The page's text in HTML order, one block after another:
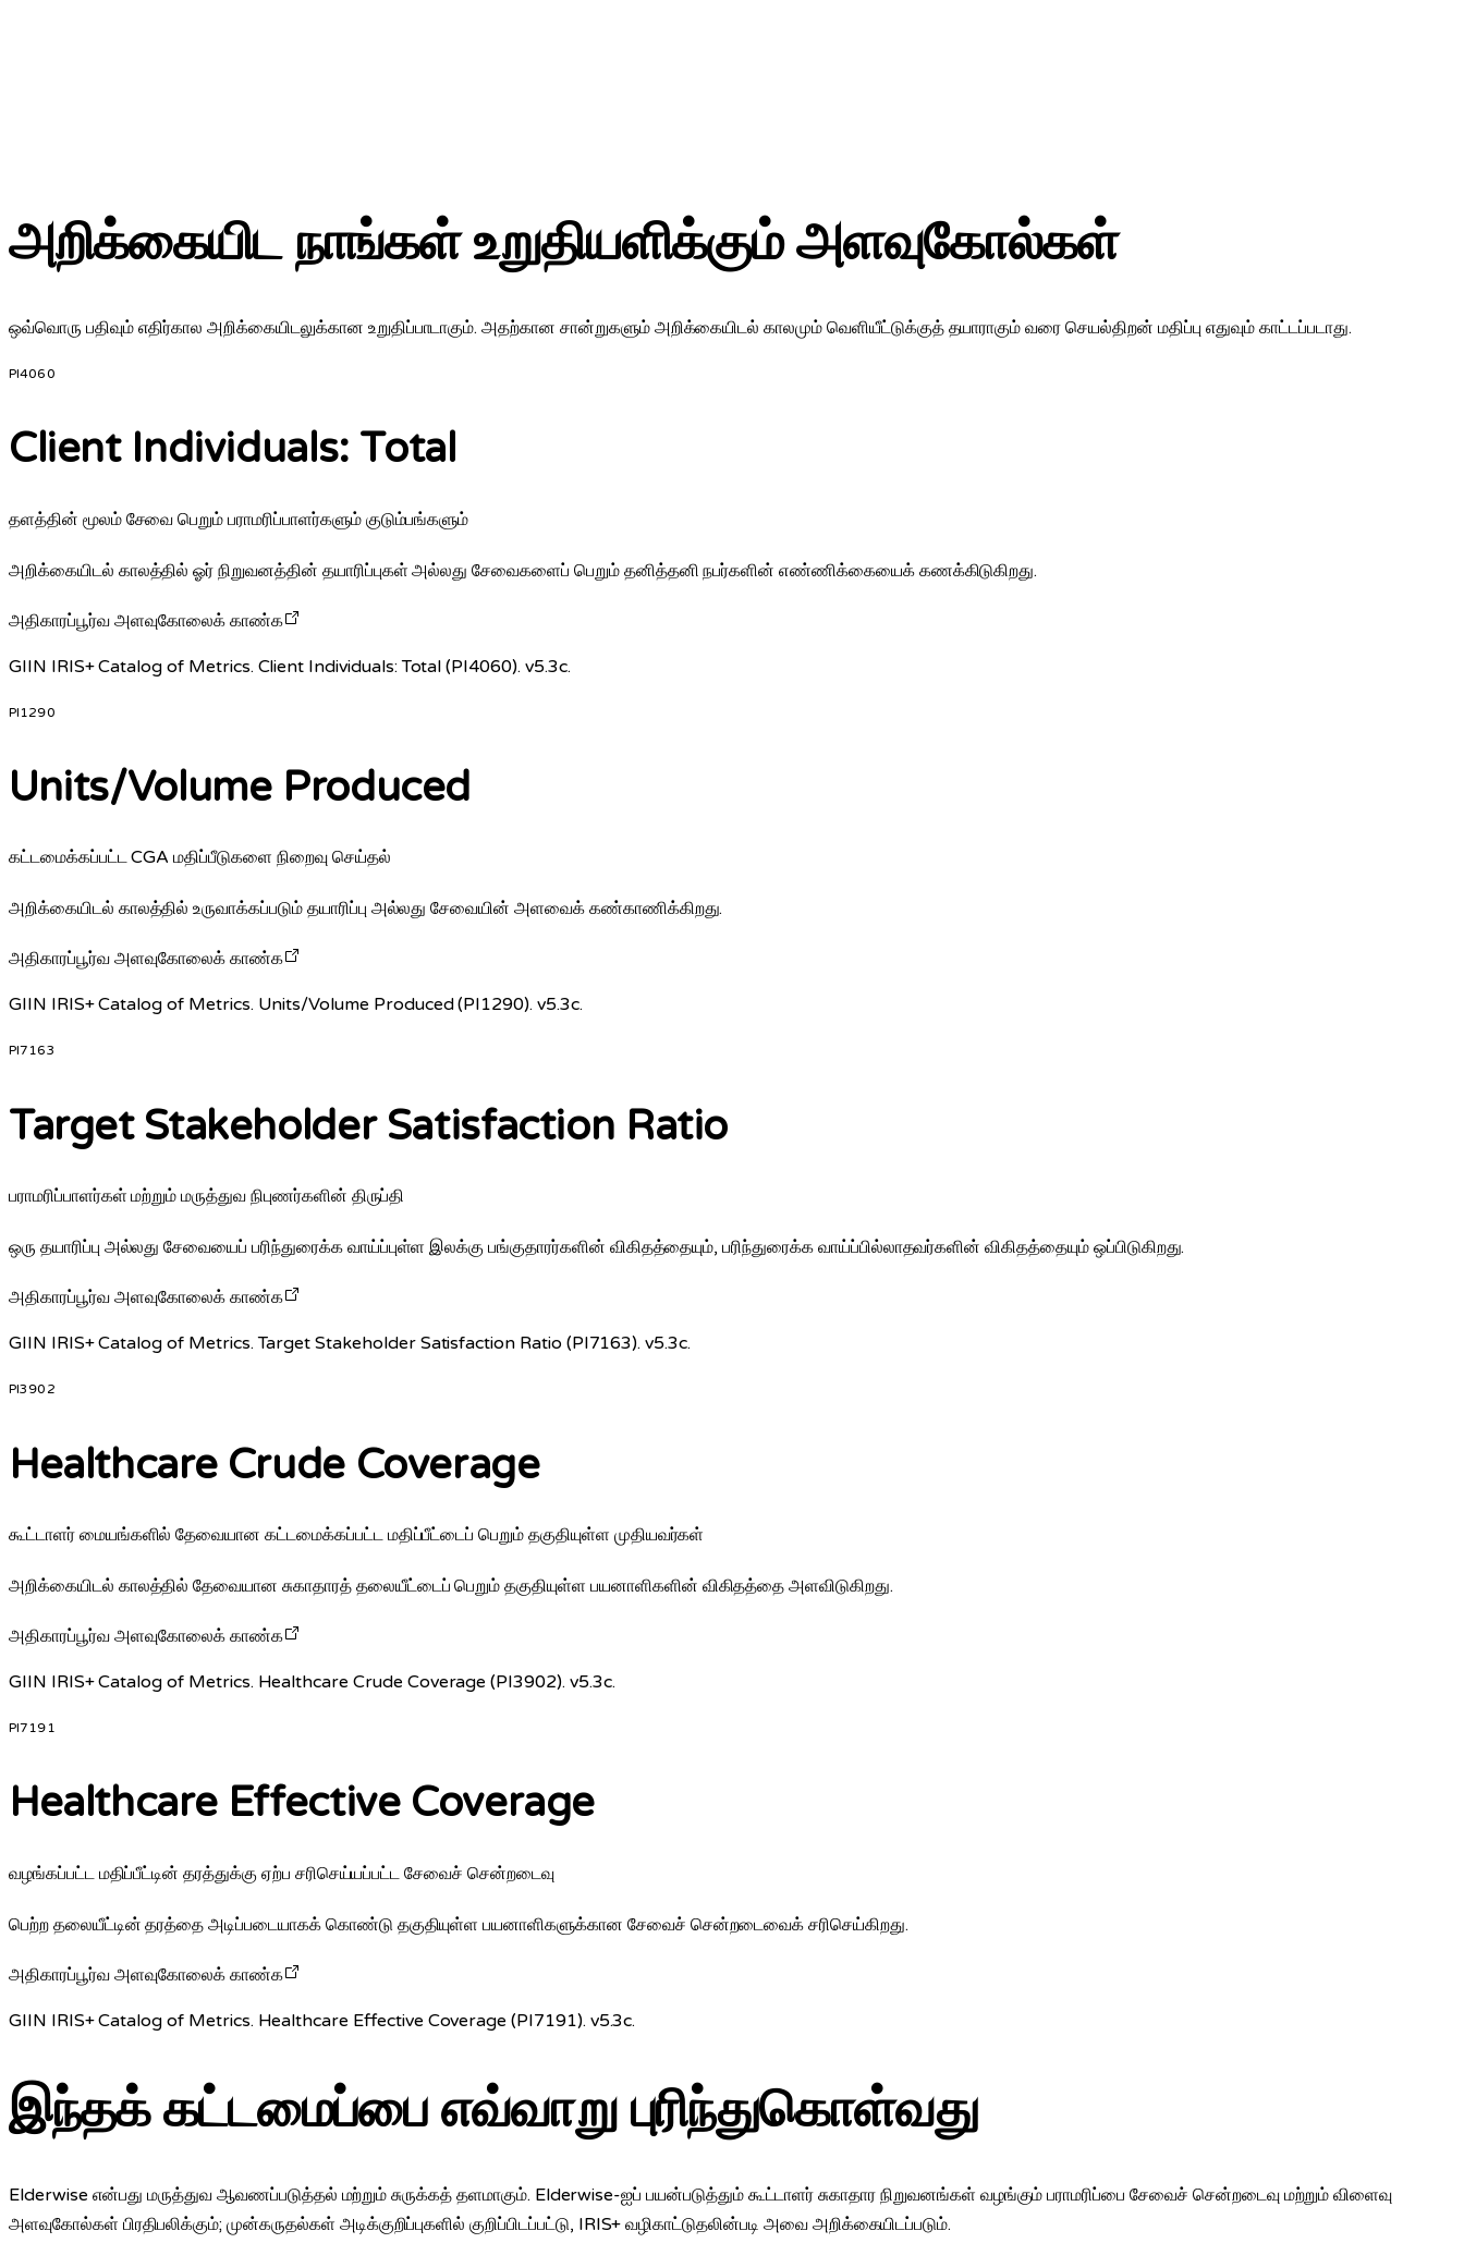
அறிக்கையிட நாங்கள் உறுதியளிக்கும் அளவுகோல்கள்
ஒவ்வொரு பதிவும் எதிர்கால அறிக்கையிடலுக்கான உறுதிப்பாடாகும். அதற்கான சான்றுகளும் அறிக்கையிடல் காலமும் வெளியீட்டுக்குத் தயாராகும் வரை செயல்திறன் மதிப்பு எதுவும் காட்டப்படாது.
PI4060
Client Individuals: Total
தளத்தின் மூலம் சேவை பெறும் பராமரிப்பாளர்களும் குடும்பங்களும்
அறிக்கையிடல் காலத்தில் ஓர் நிறுவனத்தின் தயாரிப்புகள் அல்லது சேவைகளைப் பெறும் தனித்தனி நபர்களின் எண்ணிக்கையைக் கணக்கிடுகிறது.
அதிகாரப்பூர்வ அளவுகோலைக் காண்க
GIIN IRIS+ Catalog of Metrics. Client Individuals: Total (PI4060). v5.3c.
PI1290
Units/Volume Produced
கட்டமைக்கப்பட்ட CGA மதிப்பீடுகளை நிறைவு செய்தல்
அறிக்கையிடல் காலத்தில் உருவாக்கப்படும் தயாரிப்பு அல்லது சேவையின் அளவைக் கண்காணிக்கிறது.
அதிகாரப்பூர்வ அளவுகோலைக் காண்க
GIIN IRIS+ Catalog of Metrics. Units/Volume Produced (PI1290). v5.3c.
PI7163
Target Stakeholder Satisfaction Ratio
பராமரிப்பாளர்கள் மற்றும் மருத்துவ நிபுணர்களின் திருப்தி
ஒரு தயாரிப்பு அல்லது சேவையைப் பரிந்துரைக்க வாய்ப்புள்ள இலக்கு பங்குதாரர்களின் விகிதத்தையும், பரிந்துரைக்க வாய்ப்பில்லாதவர்களின் விகிதத்தையும் ஒப்பிடுகிறது.
அதிகாரப்பூர்வ அளவுகோலைக் காண்க
GIIN IRIS+ Catalog of Metrics. Target Stakeholder Satisfaction Ratio (PI7163). v5.3c.
PI3902
Healthcare Crude Coverage
கூட்டாளர் மையங்களில் தேவையான கட்டமைக்கப்பட்ட மதிப்பீட்டைப் பெறும் தகுதியுள்ள முதியவர்கள்
அறிக்கையிடல் காலத்தில் தேவையான சுகாதாரத் தலையீட்டைப் பெறும் தகுதியுள்ள பயனாளிகளின் விகிதத்தை அளவிடுகிறது.
அதிகாரப்பூர்வ அளவுகோலைக் காண்க
GIIN IRIS+ Catalog of Metrics. Healthcare Crude Coverage (PI3902). v5.3c.
PI7191
Healthcare Effective Coverage
வழங்கப்பட்ட மதிப்பீட்டின் தரத்துக்கு ஏற்ப சரிசெய்யப்பட்ட சேவைச் சென்றடைவு
பெற்ற தலையீட்டின் தரத்தை அடிப்படையாகக் கொண்டு தகுதியுள்ள பயனாளிகளுக்கான சேவைச் சென்றடைவைக் சரிசெய்கிறது.
அதிகாரப்பூர்வ அளவுகோலைக் காண்க
GIIN IRIS+ Catalog of Metrics. Healthcare Effective Coverage (PI7191). v5.3c.
இந்தக் கட்டமைப்பை எவ்வாறு புரிந்துகொள்வது
Elderwise என்பது மருத்துவ ஆவணப்படுத்தல் மற்றும் சுருக்கத் தளமாகும். Elderwise-ஐப் பயன்படுத்தும் கூட்டாளர் சுகாதார நிறுவனங்கள் வழங்கும் பராமரிப்பை சேவைச் சென்றடைவு மற்றும் விளைவு
அளவுகோல்கள் பிரதிபலிக்கும்; முன்கருதல்கள் அடிக்குறிப்புகளில் குறிப்பிடப்பட்டு, IRIS+ வழிகாட்டுதலின்படி அவை அறிக்கையிடப்படும்.